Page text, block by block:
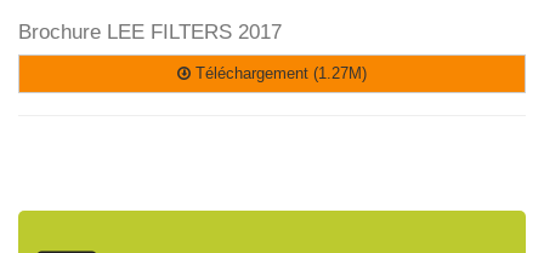
Brochure LEE FILTERS 2017
Téléchargement (1.27M)